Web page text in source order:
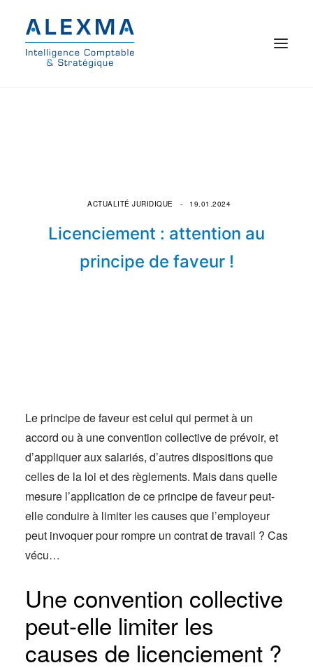
Commissariat aux comptes
On parle de nous
© 2021 Alexma
Licenciement : attention au
principe de faveur !
19.01.2024
ACTUALITÉ JURIDIQUE
Le principe de faveur est celui qui permet à un
accord ou à une convention collective de prévoir, et
d’appliquer aux salariés, d’autres dispositions que
celles de la loi et des règlements. Mais dans quelle
mesure l’application de ce principe de faveur peut-
elle conduire à limiter les causes que l’employeur
peut invoquer pour rompre un contrat de travail ? Cas
vécu…
Une convention collective
peut-elle limiter les
causes de licenciement ?